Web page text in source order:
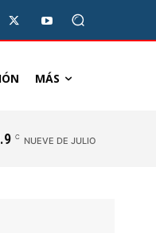
MÁS
C NUEVE DE JULIO